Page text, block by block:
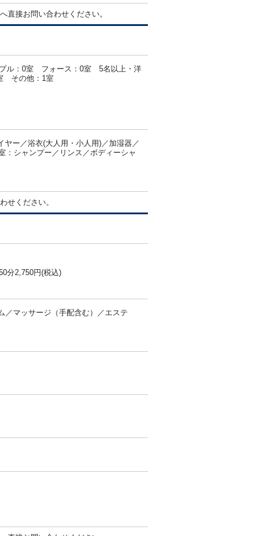
直接お問い合わせください。
ル：0室 フォース：0室 5名以上・洋
その他：1室
ー／浴衣(大人用・小人用)／加湿器／
：シャンプー／リンス／ボディーシャ
せください。
分2,750円(税込)
／マッサージ（手配含む）／エステ